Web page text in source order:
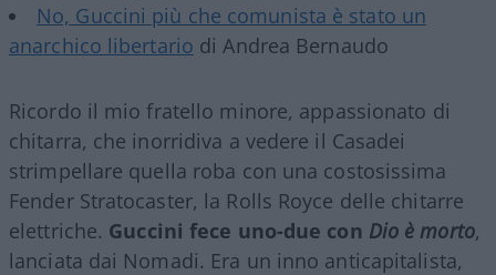
No, Guccini più che comunista è stato un
anarchico libertario di Andrea Bernaudo
Ricordo il mio fratello minore, appassionato di
chitarra, che inorridiva a vedere il Casadei
strimpellare quella roba con una costosissima
Fender Stratocaster, la Rolls Royce delle chitarre
elettriche. Guccini fece uno-due con Dio è morto,
lanciata dai Nomadi. Era un inno anticapitalista,